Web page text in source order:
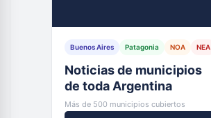
Buenos Aires Patagonia NOA NEA
Noticias de municipios
de toda Argentina
Más de 500 municipios cubiertos